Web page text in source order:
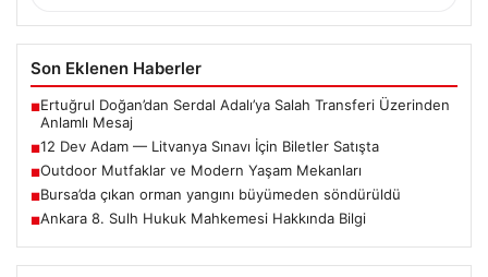
Son Eklenen Haberler
■Ertuğrul Doğan’dan Serdal Adalı’ya Salah Transferi Üzerinden
Anlamlı Mesaj
■12 Dev Adam — Litvanya Sınavı İçin Biletler Satışta
■Outdoor Mutfaklar ve Modern Yaşam Mekanları
■Bursa’da çıkan orman yangını büyümeden söndürüldü
■Ankara 8. Sulh Hukuk Mahkemesi Hakkında Bilgi